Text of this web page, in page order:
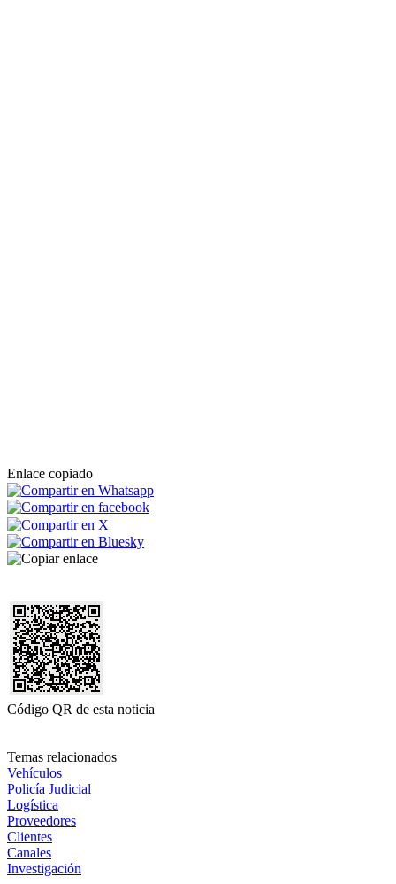
Enlace copiado
Código QR de esta noticia
Temas relacionados
Vehículos
Policía Judicial
Logística
Proveedores
Clientes
Canales
Investigación